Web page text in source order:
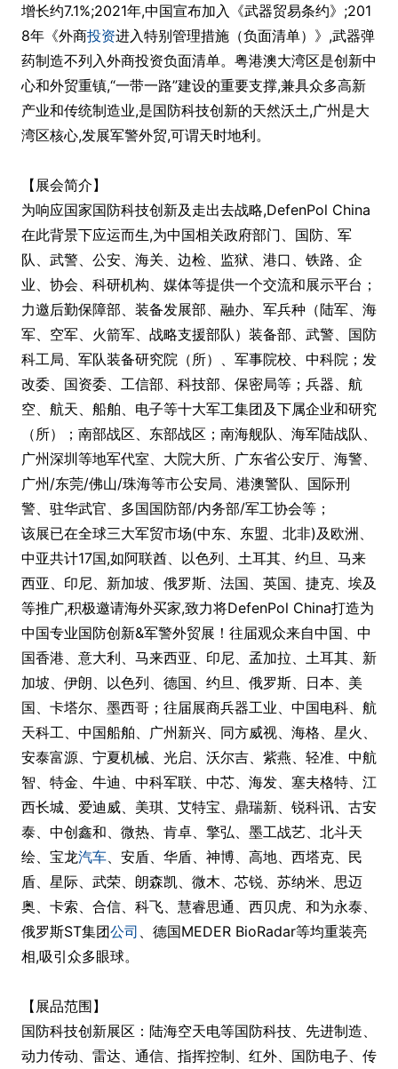
增长约7.1%;2021年,中国宣布加入《武器贸易条约》;201
8年《外商投资进入特别管理措施（负面清单）》,武器弹
药制造不列入外商投资负面清单。粤港澳大湾区是创新中
心和外贸重镇,“一带一路”建设的重要支撑,兼具众多高新
产业和传统制造业,是国防科技创新的天然沃土,广州是大
湾区核心,发展军警外贸,可谓天时地利。
【展会简介】
为响应国家国防科技创新及走出去战略,DefenPol China
在此背景下应运而生,为中国相关政府部门、国防、军
队、武警、公安、海关、边检、监狱、港口、铁路、企
业、协会、科研机构、媒体等提供一个交流和展示平台；
力邀后勤保障部、装备发展部、融办、军兵种（陆军、海
军、空军、火箭军、战略支援部队）装备部、武警、国防
科工局、军队装备研究院（所）、军事院校、中科院；发
改委、国资委、工信部、科技部、保密局等；兵器、航
空、航天、船舶、电子等十大军工集团及下属企业和研究
（所）；南部战区、东部战区；南海舰队、海军陆战队、
广州深圳等地军代室、大院大所、广东省公安厅、海警、
广州/东莞/佛山/珠海等市公安局、港澳警队、国际刑
警、驻华武官、多国国防部/内务部/军工协会等；
该展已在全球三大军贸市场(中东、东盟、北非)及欧洲、
中亚共计17国,如阿联酋、以色列、土耳其、约旦、马来
西亚、印尼、新加坡、俄罗斯、法国、英国、捷克、埃及
等推广,积极邀请海外买家,致力将DefenPol China打造为
中国专业国防创新&军警外贸展！往届观众来自中国、中
国香港、意大利、马来西亚、印尼、孟加拉、土耳其、新
加坡、伊朗、以色列、德国、约旦、俄罗斯、日本、美
国、卡塔尔、墨西哥；往届展商兵器工业、中国电科、航
天科工、中国船舶、广州新兴、同方威视、海格、星火、
安泰富源、宁夏机械、光启、沃尔吉、紫燕、轻准、中航
智、特金、牛迪、中科军联、中芯、海发、塞夫格特、江
西长城、爱迪威、美琪、艾特宝、鼎瑞新、锐科讯、古安
泰、中创鑫和、微热、肯卓、擎弘、墨工战艺、北斗天
绘、宝龙汽车、安盾、华盾、神博、高地、西塔克、民
盾、星际、武荣、朗森凯、微木、芯锐、苏纳米、思迈
奥、卡索、合信、科飞、慧睿思通、西贝虎、和为永泰、
俄罗斯ST集团公司 、德国MEDER BioRadar等均重装亮
相,吸引众多眼球。
【展品范围】
国防科技创新展区：陆海空天电等国防科技、先进制造、
动力传动、雷达、通信、指挥控制、红外、国防电子、传